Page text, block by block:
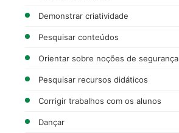
Demonstrar criatividade
Pesquisar conteúdos
Orientar sobre noções de segurança
Pesquisar recursos didáticos
Corrigir trabalhos com os alunos
Dançar